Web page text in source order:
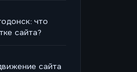
что
сайта?
сайта